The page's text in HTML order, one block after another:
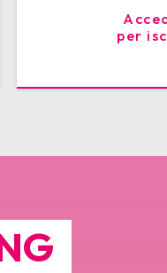
per